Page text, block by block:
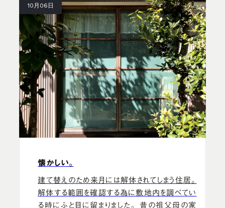
10月06日
懐かしい。
建て替えのため来月には解体されてしまう住居。
解体する範囲を確認する為に敷地内を調べてい
る時にふと目に留まりました。 昔の祖父母の家